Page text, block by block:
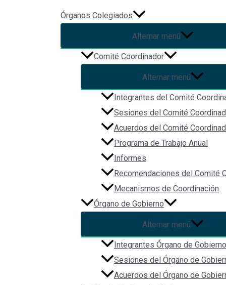
Órganos Colegiados
Alternar menú
Comité Coordinador
Alternar menú
Integrantes del Comité
Sesiones del Comité
Acuerdos del Comité
Programa de Trabajo Anual
Informes
Recomendaciones del Comité
Mecanismos de Coordinación
Órgano de Gobierno
Alternar menú
Integrantes Órgano de Gobierno
Sesiones del Órgano de
Acuerdos del Órgano de
Asistencia a la Sesión
Nacional Anticorrupción
Asistencia a la Sesión Itinerante del Comité de Participación
Sede: Patio de los Naranjos del Palacio de Gobierno (Av.